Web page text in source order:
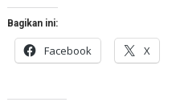
Bagikan ini:
Facebook X